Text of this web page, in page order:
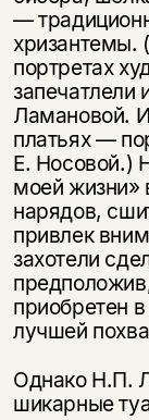
—
хризантемы.
портретах
запечатлели
Ламановой.
платьях —
Е. Носовой.)
моей жизни»
нарядов,
привлек
захотели
приобретен
лучшей
Однако Н.П.
шикарные